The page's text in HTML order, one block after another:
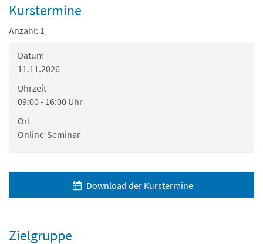
Kurstermine
Anzahl: 1
Datum
11.11.2026
Uhrzeit
09:00 - 16:00 Uhr
Ort
Online-Seminar
Download der Kurstermine
Zielgruppe